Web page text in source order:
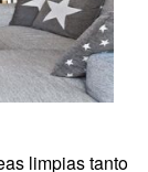
limpias tanto